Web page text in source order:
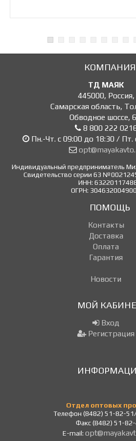
КОМПАНИЯ
ТД МАЯК
445000, Россия,
Самарская область,
Обводное шоссе,
8 800 222
Пн.-Чт. с 09:00 до 18:30 / Пт.
Индивидуальный предприниматель
Свидетельство серии 63
ИНН:
ОГРН:
ПОМОЩЬ
Контакты
Доставка
Оплата
Гарантия
Новости
МОЙ
Вход
Регистрация
Отдел оптовых
Телефон (8482) 51-82-
Факс (8482) 51-
E-mail: